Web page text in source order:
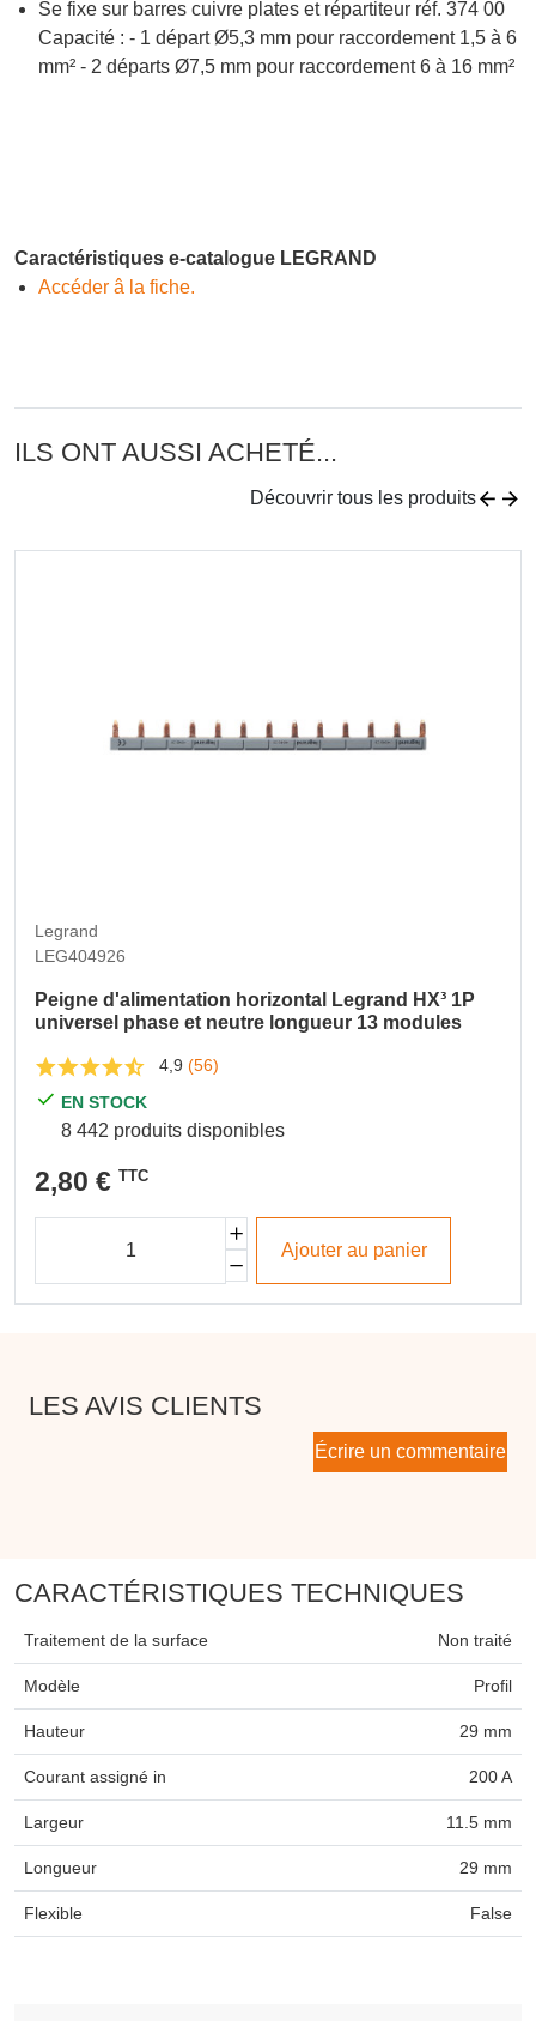
Se fixe sur barres cuivre plates et répartiteur réf. 374 00
Capacité : - 1 départ Ø5,3 mm pour raccordement 1,5 à 6
mm² - 2 départs Ø7,5 mm pour raccordement 6 à 16 mm²
Caractéristiques e-catalogue LEGRAND
Accéder â la fiche.
ILS ONT AUSSI ACHETÉ...
Découvrir tous les produits
Legrand
LEG404926
Peigne d'alimentation horizontal Legrand HX³ 1P
universel phase et neutre longueur 13 modules
4,9 (56)
EN STOCK
8 442 produits disponibles
2,80 € TTC
Ajouter au panier
LES AVIS CLIENTS
Écrire un commentaire
CARACTÉRISTIQUES TECHNIQUES
Traitement de la surface Non traité
Modèle Profil
Hauteur 29 mm
Courant assigné in 200 A
Largeur 11.5 mm
Longueur 29 mm
Flexible False